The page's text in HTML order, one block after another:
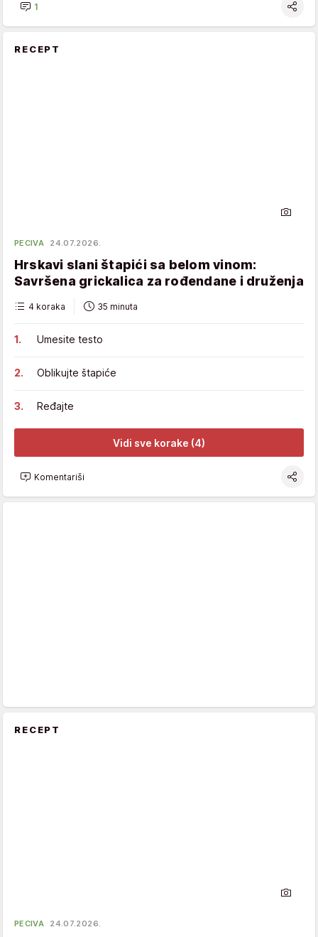
1
RECEPT
PECIVA 24.07.2026.
Hrskavi slani štapići sa belom vinom:
Savršena grickalica za rođendane i druženja
4 koraka 35 minuta
Umesite testo
Oblikujte štapiće
Ređajte
Vidi sve korake (4)
Komentariši
RECEPT
PECIVA 24.07.2026.